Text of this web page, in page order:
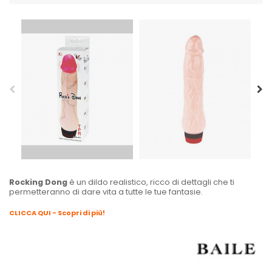
Rocking Dongè un dildo realistico, ricco di dettagli che ti
permetteranno di dare vita a tutte le tue fantasie.
CLICCA QUI - Scopri di più!